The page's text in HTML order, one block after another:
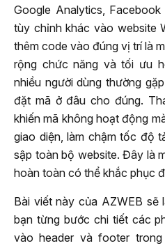
Google Analytics,
tùy chỉnh khác vào website
thêm code vào đúng vị trí là
rộng chức năng và tối ưu
nhiều người dùng thường
đặt mã ở đâu cho đúng.
khiến mã không hoạt động
giao diện, làm chậm tốc độ
sập toàn bộ website. Đây là
hoàn toàn có thể khắc phục
Bài viết này của AZWEB sẽ
bạn từng bước chi tiết các
vào header và footer